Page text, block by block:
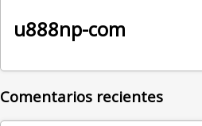
u888np-com
Comentarios recientes